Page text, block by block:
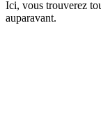
Ici, vous trouverez
auparavant.